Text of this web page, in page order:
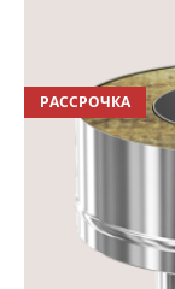
РАССРОЧКА